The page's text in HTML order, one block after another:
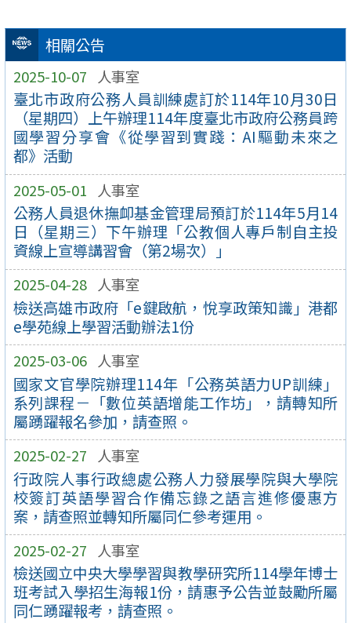
相關公告
2025-10-07 人事室
臺北市政府公務人員訓練處訂於114年10月30日
（星期四）上午辦理114年度臺北市政府公務員跨
國學習分享會《從學習到實踐：AI驅動未來之
都》活動
2025-05-01 人事室
公務人員退休撫卹基金管理局預訂於114年5月14
日（星期三）下午辦理「公教個人專戶制自主投
資線上宣導講習會（第2場次）」
2025-04-28 人事室
檢送高雄市政府「e鍵啟航，悅享政策知識」港都
e學苑線上學習活動辦法1份
2025-03-06 人事室
國家文官學院辦理114年「公務英語力UP訓練」
系列課程－「數位英語增能工作坊」，請轉知所
屬踴躍報名參加，請查照。
2025-02-27 人事室
行政院人事行政總處公務人力發展學院與大學院
校簽訂英語學習合作備忘錄之語言進修優惠方
案，請查照並轉知所屬同仁參考運用。
2025-02-27 人事室
檢送國立中央大學學習與教學研究所114學年博士
班考試入學招生海報1份，請惠予公告並鼓勵所屬
同仁踴躍報考，請查照。